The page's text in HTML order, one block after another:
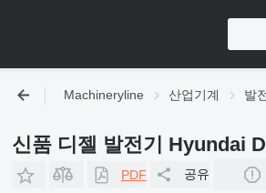
Machineryline 산업기계 발
신품 디젤 발전기 Hyundai
PDF 공유